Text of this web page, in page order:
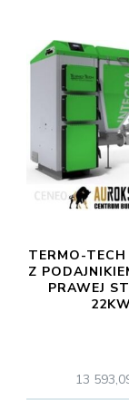
TERMO-
Z
PRAWEJ
13